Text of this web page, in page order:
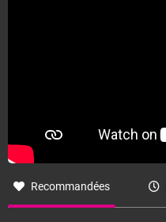
Recommandées